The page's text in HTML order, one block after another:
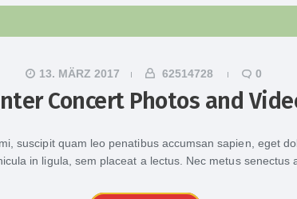
13. MÄRZ 2017 62514728 0
Concert Photos and
suscipit quam leo penatibus accumsan sapien, eget
in ligula, sem placeat a lectus. Nec metus